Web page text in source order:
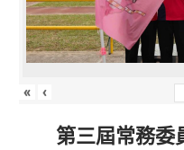
« ‹
第三屆常務